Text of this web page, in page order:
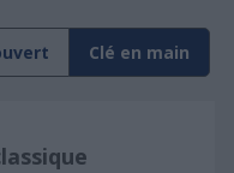
Clé en main